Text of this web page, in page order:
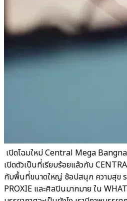
​ เปิดโฉมใหม่ Central Mega Bangna
เปิดตัวเป็นที่เรียบร้อยแล้วกับ
กับพื้นที่ขนาดใหญ่ ช้อปสนุก ความสุข
PROXIE และศิลปินมากมาย ใน